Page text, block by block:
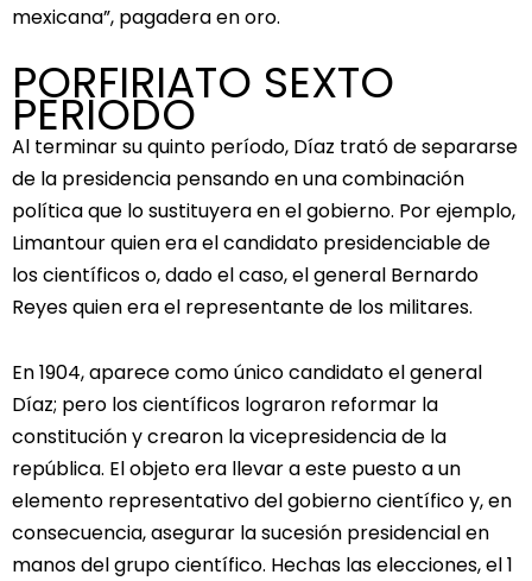
mexicana”, pagadera en oro.
PORFIRIATO SEXTO
PERIODO
Al terminar su quinto período, Díaz trató de separarse
de la presidencia pensando en una combinación
política que lo sustituyera en el gobierno. Por ejemplo,
Limantour quien era el candidato presidenciable de
los científicos o, dado el caso, el general Bernardo
Reyes quien era el representante de los militares.
En 1904, aparece como único candidato el general
Díaz; pero los científicos lograron reformar la
constitución y crearon la vicepresidencia de la
república. El objeto era llevar a este puesto a un
elemento representativo del gobierno científico y, en
consecuencia, asegurar la sucesión presidencial en
manos del grupo científico. Hechas las elecciones, el 1